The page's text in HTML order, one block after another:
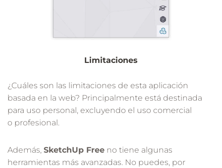
Limitaciones
¿Cuáles son las limitaciones de esta aplicación
basada en la web? Principalmente está destinada
para uso personal, excluyendo el uso comercial
o profesional.
Además, SketchUp Free no tiene algunas
herramientas más avanzadas. No puedes, por